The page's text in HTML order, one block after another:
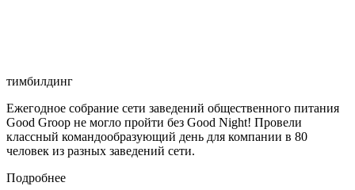
тимбилдинг
Ежегодное собрание сети заведений общественного питания
Good Groop не могло пройти без Good Night! Провели
классный командообразующий день для компании в 80
человек из разных заведений сети.
Подробнее